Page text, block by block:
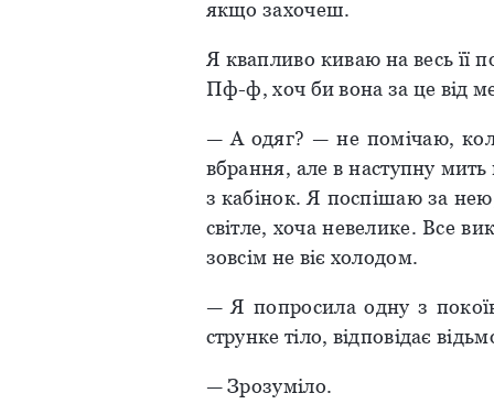
якщо захочеш.
Я квапливо киваю на весь її
Пф-ф, хоч би вона за це від
— А одяг? — не помічаю,
вбрання, але в наступну мить
з кабінок. Я поспішаю за
світле, хоча невелике. Все
зовсім не віє холодом.
— Я попросила одну з
струнке тіло, відповідає
— Зрозуміло.